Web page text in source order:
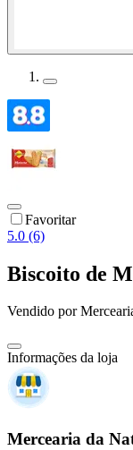
Favoritar
5.0 (6)
Biscoito de
Vendido por
Informações da loja
Mercearia da